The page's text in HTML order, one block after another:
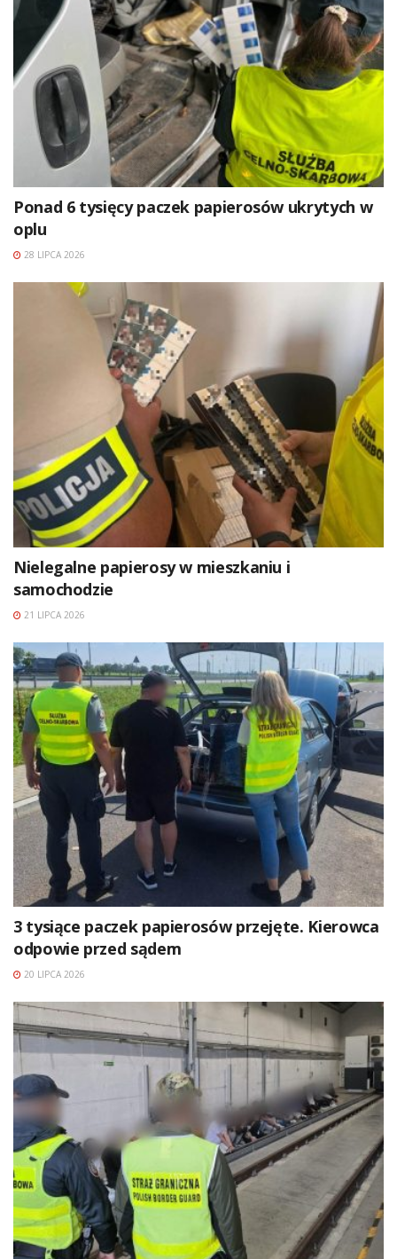
Ponad 6 tysięcy paczek papierosów ukrytych w
oplu
28 LIPCA 2026
Nielegalne papierosy w mieszkaniu i
samochodzie
21 LIPCA 2026
3 tysiące paczek papierosów przejęte. Kierowca
odpowie przed sądem
20 LIPCA 2026